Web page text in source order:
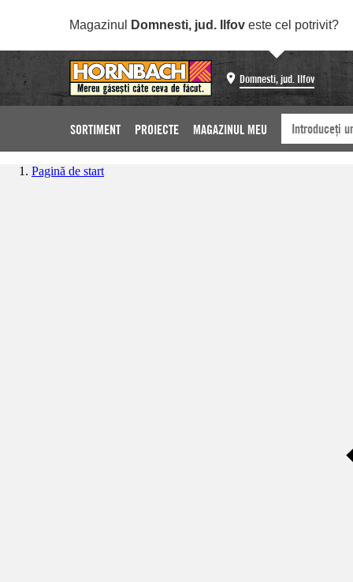
Magazinul Domnesti, jud. Ilfov este cel potrivit?
Domnesti, jud. Ilfov
SORTIMENT PROIECTE MAGAZINUL MEU
Pagină de start